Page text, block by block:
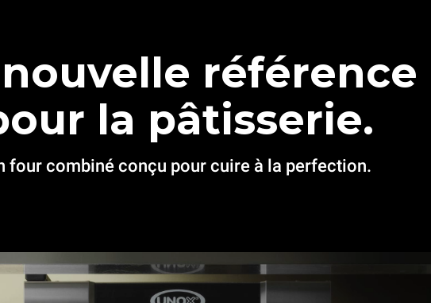
référence
la pâtisserie.
four combiné conçu pour cuire à la perfection.